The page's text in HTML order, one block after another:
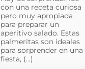
con una receta curiosa
pero muy apropiada
para preparar un
aperitivo salado. Estas
palmeritas son ideales
para sorprender en una
fiesta, (...)